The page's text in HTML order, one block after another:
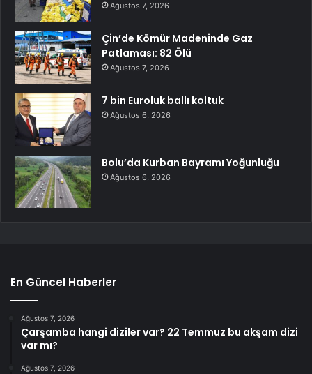
Ağustos 7, 2026
Çin’de Kömür Madeninde Gaz
Patlaması: 82 Ölü
Ağustos 7, 2026
7 bin Euroluk ballı koltuk
Ağustos 6, 2026
Bolu’da Kurban Bayramı Yoğunluğu
Ağustos 6, 2026
En Güncel Haberler
Ağustos 7, 2026
Çarşamba hangi diziler var? 22 Temmuz bu akşam dizi
var mı?
Ağustos 7, 2026